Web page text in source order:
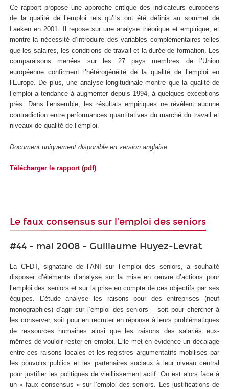
Ce rapport propose une approche critique des indicateurs européens
de la qualité de l’emploi tels qu’ils ont été définis au sommet de
Laeken en 2001. Il repose sur une analyse théorique et empirique, et
montre la nécessité d’introduire des variables complémentaires telles
que les salaires, les conditions de travail et la durée de formation. Les
comparaisons menées sur les 27 pays membres de l’Union
européenne confirment l’hétérogénéité de la qualité de l’emploi en
l’Europe. De plus, une analyse longitudinale montre que la qualité de
l’emploi a tendance à augmenter depuis 1994, à quelques exceptions
près. Dans l’ensemble, les résultats empiriques ne révèlent aucune
contradiction entre performances quantitatives du marché du travail et
niveaux de qualité de l’emploi.
Document uniquement disponible en version anglaise
Télécharger le rapport (pdf)
Le faux consensus sur l'emploi des seniors
#44 - mai 2008 - Guillaume Huyez-Levrat
La CFDT, signataire de l’ANI sur l’emploi des seniors, a souhaité
disposer d’éléments d’analyse sur la mise en œuvre d’actions pour
l’emploi des seniors et sur la prise en compte de ces objectifs par ses
équipes. L’étude analyse les raisons pour des entreprises (neuf
monographies) d’agir sur l’emploi des seniors – soit pour chercher à
les conserver, soit pour en recruter en réponse à leurs problématiques
de ressources humaines ainsi que les raisons des salariés eux-
mêmes de vouloir rester en emploi. Elle met en évidence un décalage
entre ces raisons locales et les registres argumentatifs mobilisés par
les pouvoirs publics et les partenaires sociaux à leur niveau central
pour justifier les politiques de vieillissement actif. On est alors face à
un « faux consensus » sur l’emploi des seniors. Les justifications de